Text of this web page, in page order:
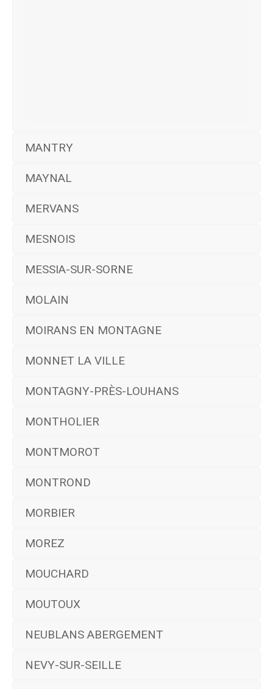
MANTRY
MAYNAL
MERVANS
MESNOIS
MESSIA-SUR-SORNE
MOLAIN
MOIRANS EN MONTAGNE
MONNET LA VILLE
MONTAGNY-PRÈS-LOUHANS
MONTHOLIER
MONTMOROT
MONTROND
MORBIER
MOREZ
MOUCHARD
MOUTOUX
NEUBLANS ABERGEMENT
NEVY-SUR-SEILLE